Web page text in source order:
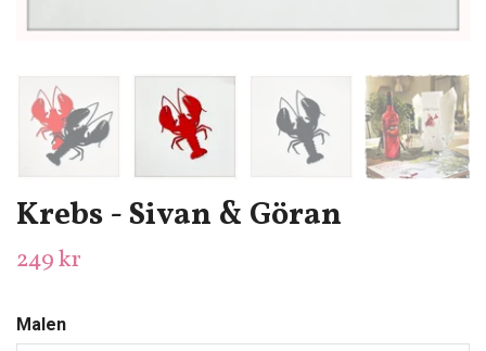
Krebs - Sivan & Göran
249 kr
Malen